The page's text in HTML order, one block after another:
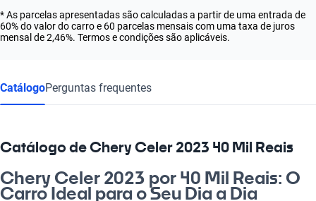
* As parcelas apresentadas são calculadas a partir de uma entrada de
60% do valor do carro e 60 parcelas mensais com uma taxa de juros
mensal de 2,46%. Termos e condições são aplicáveis.
CatálogoPerguntas frequentes
Catálogo de Chery Celer 2023 40 Mil Reais
Chery Celer 2023 por 40 Mil Reais: O
Carro Ideal para o Seu Dia a Dia